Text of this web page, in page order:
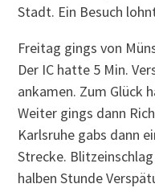
Stadt. Ein Besuch
Freitag gings von
Der IC hatte 5 Min.
ankamen. Zum Glück
Weiter gings dann
Karlsruhe gabs dann
Strecke.
halben Stunde